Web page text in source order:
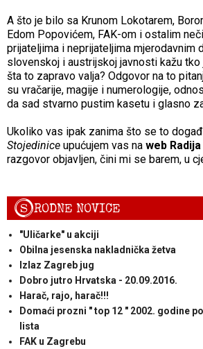
A što je bilo sa Krunom Lokotarem,
Edom Popovićem, FAK-om i ostalim
prijateljima i neprijateljima mjerodavnim
slovenskoj i austrijskoj javnosti kažu tko
šta to zapravo valja? Odgovor na to
su vračarije, magije i numerologije,
da sad stvarno pustim kasetu i glasno
Ukoliko vas ipak zanima što se to
Stojedinice upućujem vas na web Radija
razgovor objavljen, čini mi se barem, u
SRODNE NOVICE
"Uličarke" u akciji
Obilna jesenska nakladnička žetva
Izlaz Zagreb jug
Dobro jutro Hrvatska - 20.09.2016.
Harač, rajo, harač!!!
Domaći prozni " top 12 " 2002. godine
lista
FAK u Zagrebu